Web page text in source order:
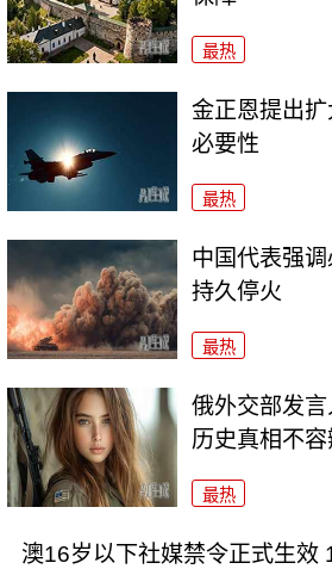
最热
金正恩提出
必要性
最热
中国代表强
持久停火
最热
俄外交部发
历史真相不容
最热
澳16岁以下社媒禁令正式生效